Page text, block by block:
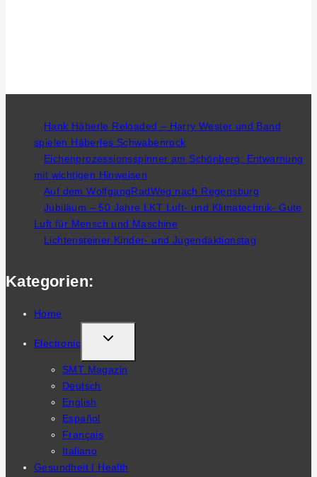
Hank Häberle Reloaded – Harry Wester und Band
spielen Häberles Schwabenrock
Eichenprozessionsspinner am Schönberg: Entwarnung
mit wichtigen Hinweisen
Auf dem WolfgangRadWeg nach Regensburg
Jubiläum – 50 Jahre LKT Luft- und Klimatechnik- Gute
Luft für Mensch und Maschine
Lichtensteiner Kinder- und Jugendaktionstag
Kategorien:
Home
Electronic
TOGGLE
CHILD
MENU
SMT Magazin
Deutsch
English
Español
Français
Italiano
Gesundheit | Health